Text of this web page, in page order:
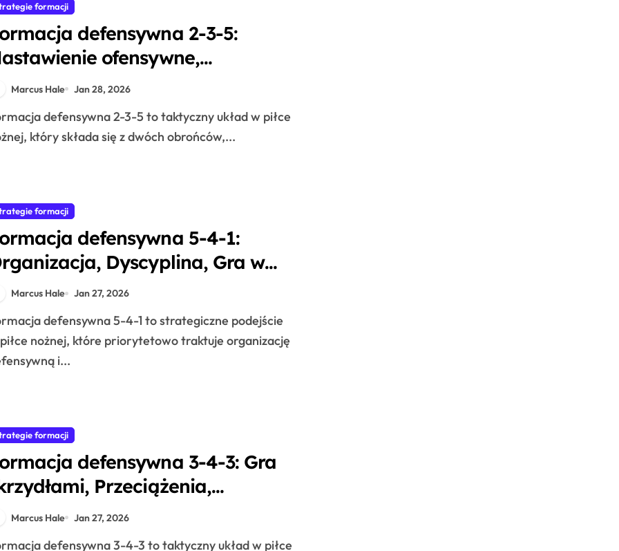
formacji
defensywna 2-3-5:
ofensywne,
Obowiązki defensywne,
Marcus Hale Jan 28, 2026
który składa się z dwóch obrońców,...
formacji
defensywna 5-4-1:
Dyscyplina, Gra w
kontrze
Marcus Hale Jan 27, 2026
nożnej, które priorytetowo traktuje organizację
i...
formacji
defensywna 3-4-3: Gra
Przeciążenia,
Ukształtowanie defensywne
Marcus Hale Jan 27, 2026